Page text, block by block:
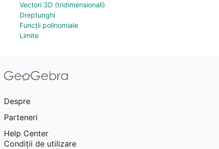
Vectori 3D (tridimensionali)
Dreptunghi
Funcții polinomiale
Limite
Despre
Parteneri
Help Center
Condiţii de utilizare